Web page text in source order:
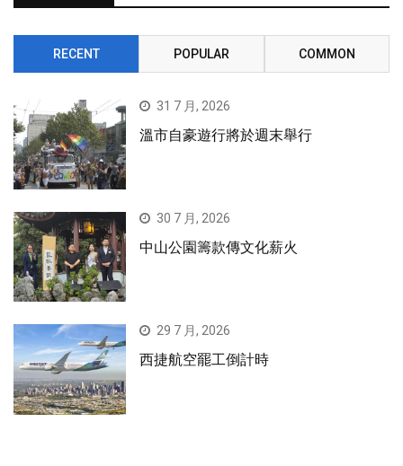
RECENT POPULAR COMMON
31 7 月, 2026
溫市自豪遊行將於週末舉行
30 7 月, 2026
中山公園籌款傳文化薪火
29 7 月, 2026
西捷航空罷工倒計時